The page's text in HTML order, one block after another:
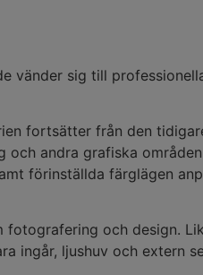
vänder sig till
fortsätter från den
andra grafiska
förinställda färglägen
och design.
ingår, ljushuv och extern